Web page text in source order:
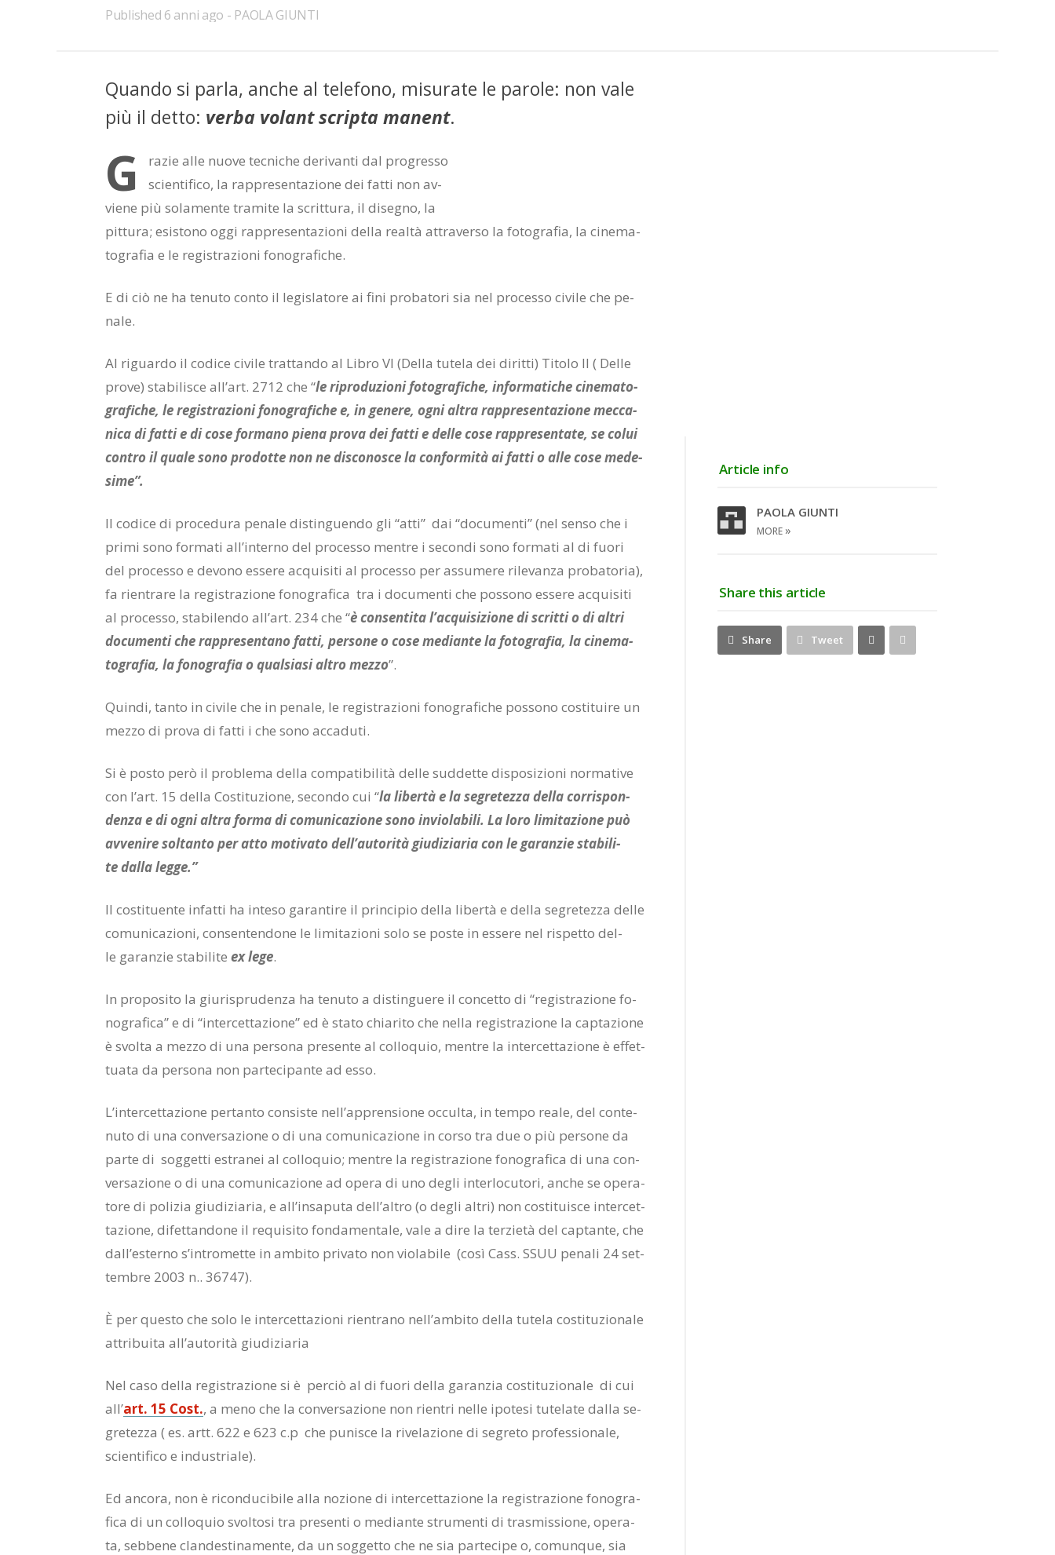
Published 6 anni ago PAOLA GIUNTI
Quan­do si par­la, an­che al te­le­fo­no, mi­su­ra­te le pa­ro­le: non vale
più il det­to: ver­ba vo­lant scrip­ta ma­nent.
G
ra­zie alle nuo­ve tec­ni­che de­ri­van­ti dal pro­gres­so
scien­ti­fi­co, la rap­pre­sen­ta­zio­ne dei fat­ti non av­
vie­ne più so­la­men­te tra­mi­te la scrit­tu­ra, il di­se­gno, la
pit­tu­ra; esi­sto­no oggi rap­pre­sen­ta­zio­ni del­la real­tà at­tra­ver­so la fo­to­gra­fia, la ci­ne­ma­
to­gra­fia e le re­gi­stra­zio­ni fo­no­gra­fi­che.
E di ciò ne ha te­nu­to con­to il le­gi­sla­to­re ai fini pro­ba­to­ri sia nel pro­ces­so ci­vi­le che pe­
na­le.
Al ri­guar­do il co­di­ce ci­vi­le trat­tan­do al Li­bro VI (Del­la tu­te­la dei di­rit­ti) Ti­to­lo II ( Del­le
pro­ve) sta­bi­li­sce al­l’art. 2712 che “le ri­pro­du­zio­ni fo­to­gra­fi­che, in­for­ma­ti­checi­ne­ma­to­
gra­fi­che, le re­gi­stra­zio­ni fo­no­gra­fi­che e, in ge­ne­re, ogni al­tra rap­pre­sen­ta­zio­ne mec­ca­
ni­ca di fat­ti e di cose for­ma­no pie­na pro­va dei fat­ti e del­le cose rap­pre­sen­ta­te, se co­lui
con­tro il qua­le sono pro­dot­te non ne di­sco­no­sce la con­for­mi­tà ai fat­ti o alle cose me­de­
si­me”.
Il co­di­ce di pro­ce­du­ra pe­na­le di­stin­guen­do gli “atti” dai “do­cu­men­ti” (nel sen­so che i
pri­mi sono for­ma­ti al­l’in­ter­no del pro­ces­so men­tre i se­con­di sono for­ma­ti al di fuo­ri
del pro­ces­so e de­vo­no es­se­re ac­qui­si­ti al pro­ces­so per as­su­me­re ri­le­van­za pro­ba­to­ria),
fa rien­tra­re la re­gi­stra­zio­ne fo­no­gra­fi­ca tra i do­cu­men­ti che pos­so­no es­se­re ac­qui­si­ti
al pro­ces­so, sta­bi­len­do al­l’art. 234 che “è con­sen­ti­ta l’ac­qui­si­zio­ne di scrit­ti o di al­tri
do­cu­men­ti che rap­pre­sen­ta­no fat­ti, per­so­ne o cose me­dian­te la fo­to­gra­fia, la ci­ne­ma­
to­gra­fia, la fo­no­gra­fia o qual­sia­si al­tro mez­zo”.
Quin­di, tan­to in ci­vi­le che in pe­na­le, le re­gi­stra­zio­ni fo­no­gra­fi­che pos­so­no co­sti­tui­re un
mez­zo di pro­va di fat­ti i che sono ac­ca­du­ti.
Si è po­sto però il pro­ble­ma del­la com­pa­ti­bi­li­tà del­le sud­det­te di­spo­si­zio­ni nor­ma­ti­ve
con l’art. 15 del­la Co­sti­tu­zio­ne, se­con­do cui “la li­ber­tà e la se­gre­tez­za del­la cor­ri­spon­
den­za e di ogni al­tra for­ma di co­mu­ni­ca­zio­ne sono in­vio­la­bi­li. La loro li­mi­ta­zio­ne può
av­ve­ni­re sol­tan­to per atto mo­ti­va­to del­l’au­to­ri­tà giu­di­zia­ria con le ga­ran­zie sta­bi­li­
te dal­la leg­ge.”
Il co­sti­tuen­te in­fat­ti ha in­te­so ga­ran­ti­re il prin­ci­pio del­la li­ber­tà e del­la se­gre­tez­za del­le
co­mu­ni­ca­zio­ni, con­sen­ten­do­ne le li­mi­ta­zio­ni solo se po­ste in es­se­re nel ri­spet­to del­
le ga­ran­zie sta­bi­li­te ex lege.
In pro­po­si­to la giu­ri­spru­den­za ha te­nu­to a di­stin­gue­re il con­cet­to di “re­gi­stra­zio­ne fo­
no­gra­fi­ca” e di “in­ter­cet­ta­zio­ne” ed è sta­to chia­ri­to che nel­la re­gi­stra­zio­ne la cap­ta­zio­ne
è svol­ta a mez­zo di una per­so­na pre­sen­te al col­lo­quio, men­tre la in­ter­cet­ta­zio­ne è ef­fet­
tua­ta da per­so­na non par­te­ci­pan­te ad esso.
L’in­ter­cet­ta­zio­ne per­tan­to con­si­ste nel­l’ap­pren­sio­ne oc­cul­ta, in tem­po rea­le, del con­te­
nu­to di una con­ver­sa­zio­ne o di una co­mu­ni­ca­zio­ne in cor­so tra due o più per­so­ne da
par­te di sog­get­ti estra­nei al col­lo­quio; men­tre la re­gi­stra­zio­ne fo­no­gra­fi­ca di una con­
ver­sa­zio­ne o di una co­mu­ni­ca­zio­ne ad ope­ra di uno de­gli in­ter­lo­cu­to­ri, an­che se ope­ra­
to­re di po­li­zia giu­di­zia­ria, e al­l’in­sa­pu­ta del­l’al­tro (o de­gli al­tri) non co­sti­tui­sce in­ter­cet­
ta­zio­ne, di­fet­tan­do­ne il re­qui­si­to fon­da­men­ta­le, vale a dire la ter­zie­tà del cap­tan­te, che
dal­l’e­ster­no s’in­tro­met­te in am­bi­to pri­va­to non vio­la­bi­le (così Cass. SSUU pe­na­li 24 set­
tem­bre 2003 n.. 36747).
È per que­sto che solo le in­ter­cet­ta­zio­ni rien­tra­no nel­l’am­bi­to del­la tu­te­la co­sti­tu­zio­na­le
at­tri­bui­ta al­l’au­to­ri­tà giu­di­zia­ria
Nel caso del­la re­gi­stra­zio­ne si è per­ciò al di fuo­ri del­la ga­ran­zia co­sti­tu­zio­na­le di cui
all’art. 15 Cost., a meno che la con­ver­sa­zio­ne non rien­tri nel­le ipo­te­si tu­te­la­te dal­la se­
gre­tez­za ( es. artt. 622 e 623 c.p che pu­ni­sce la ri­ve­la­zio­ne di se­gre­to pro­fes­sio­na­le,
scien­ti­fi­co e in­du­stria­le).
Ed an­co­ra, non è ri­con­du­ci­bi­le alla no­zio­ne di in­ter­cet­ta­zio­ne la re­gi­stra­zio­ne fo­no­gra­
fi­ca di un col­lo­quio svol­to­si tra pre­sen­ti o me­dian­te stru­men­ti di tra­smis­sio­ne, ope­ra­
ta, seb­be­ne clan­de­sti­na­men­te, da un sog­get­to che ne sia par­te­ci­pe o, co­mun­que, sia
Article info
PAOLA GIUNTI
MORE »
Share this article
Share Tweet
Share